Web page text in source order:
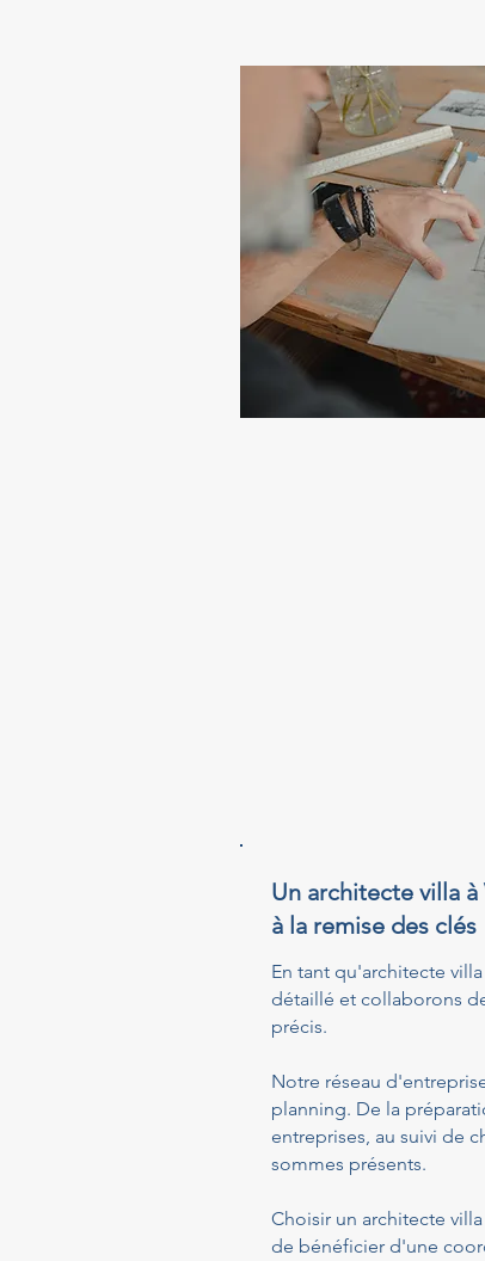
Un architecte villa
à la remise des clés
En tant qu'architecte
détaillé et collaborons
précis.
Notre réseau
planning. De la
entreprises, au suivi de
sommes présents.
Choisir un architecte
de bénéficier d'une